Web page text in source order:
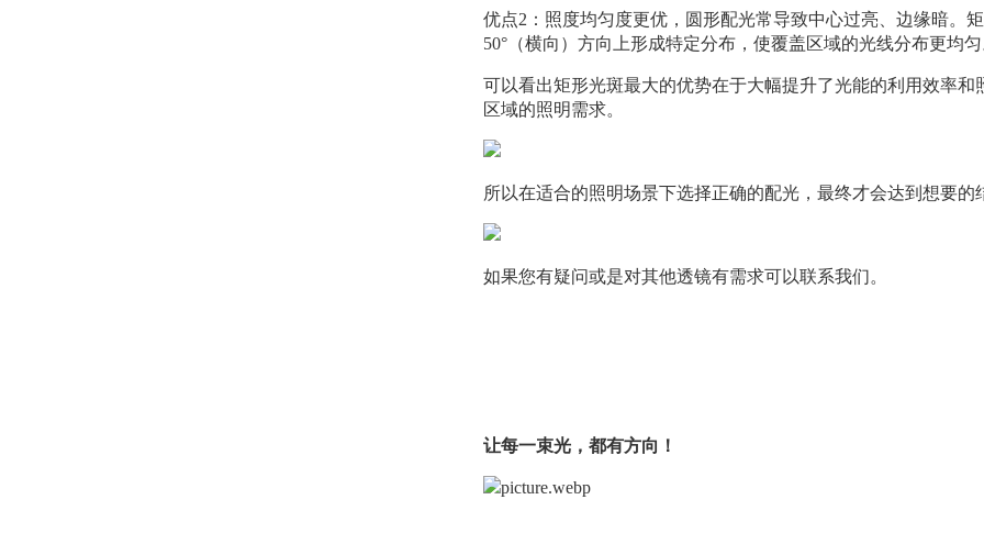
优点2：照度均匀度更优，圆形配光常导致中心过亮、边缘暗。
50°（横向）方向上形成特定分布，使覆盖区域的光线分布更均
可以看出矩形光斑最大的优势在于大幅提升了光能的利用效率
区域的照明需求。
所以在适合的照明场景下选择正确的配光，最终才会达到想要的
如果您有疑问或是对其他透镜有需求可以联系我们。
让每一束光，都有方向！